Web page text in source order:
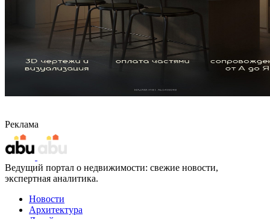
Реклама
Ведущий портал о недвижимости: свежие новости,
экспертная аналитика.
Новости
Архитектура